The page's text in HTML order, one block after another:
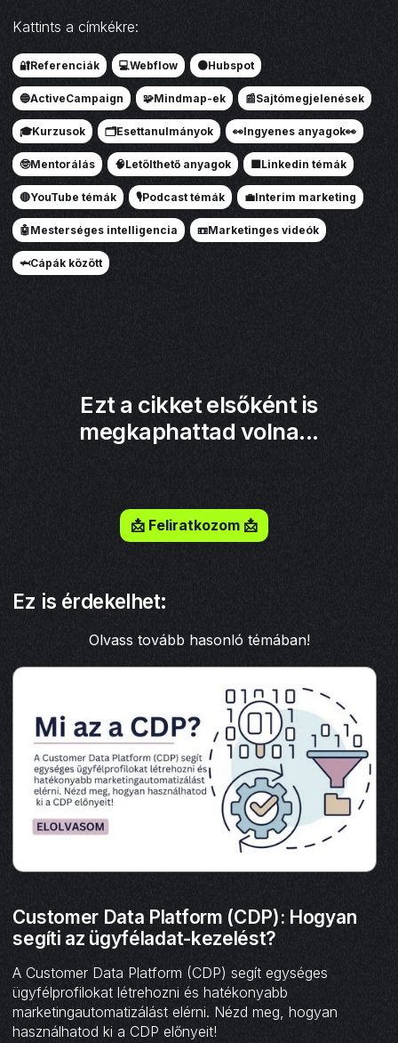
Kattints a címkékre:
🔐Referenciák 💻Webflow 🟠Hubspot
🔵ActiveCampaign 🧩Mindmap-ek 📰Sajtómegjelenések
🎓Kurzusok 🗂️Esettanulmányok 👀Ingyenes anyagok👀
🤓Mentorálás 🧠Letölthető anyagok 🟦Linkedin témák
🔴YouTube témák 🎙️Podcast témák 💼Interim marketing
🤖Mesterséges intelligencia 📼Marketinges videók
🦈Cápák között
Ezt a cikket elsőként is
megkaphattad volna...
📩 Feliratkozom 📩
Ez is érdekelhet:
Olvass tovább hasonló témában!
Customer Data Platform (CDP): Hogyan
segíti az ügyféladat-kezelést?
A Customer Data Platform (CDP) segít egységes
ügyfélprofilokat létrehozni és hatékonyabb
marketingautomatizálást elérni. Nézd meg, hogyan
használhatod ki a CDP előnyeit!